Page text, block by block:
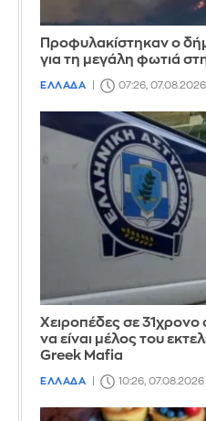
Προφυλακίστηκαν ο
για τη μεγάλη φωτιά
ΕΛΛΑΔΑ 07:26, 07.08.2026
Χειροπέδες σε 31χρονο
να είναι μέλος του
Greek Mafia
ΕΛΛΑΔΑ 10:26, 07.08.2026